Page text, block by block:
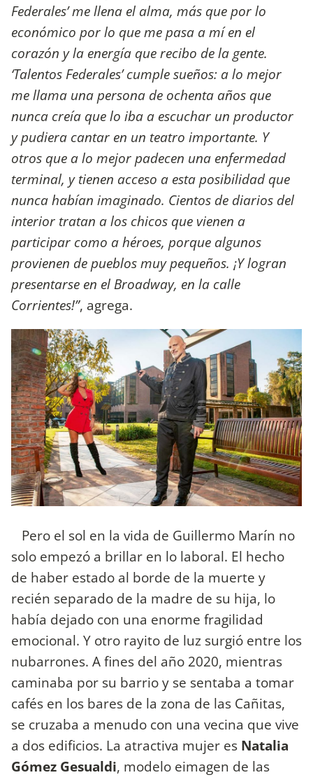
Federales’ me llena el alma, más que por lo
económico por lo que me pasa a mí en el
corazón y la energía que recibo de la gente.
‘Talentos Federales’ cumple sueños: a lo mejor
me llama una persona de ochenta años que
nunca creía que lo iba a escuchar un productor
y pudiera cantar en un teatro importante. Y
otros que a lo mejor padecen una enfermedad
terminal, y tienen acceso a esta posibilidad que
nunca habían imaginado. Cientos de diarios del
interior tratan a los chicos que vienen a
participar como a héroes, porque algunos
provienen de pueblos muy pequeños. ¡Y logran
presentarse en el Broadway, en la calle
Corrientes!”, agrega.
Pero el sol en la vida de Guillermo Marín no
solo empezó a brillar en lo laboral. El hecho
de haber estado al borde de la muerte y
recién separado de la madre de su hija, lo
había dejado con una enorme fragilidad
emocional. Y otro rayito de luz surgió entre los
nubarrones. A fines del año 2020, mientras
caminaba por su barrio y se sentaba a tomar
cafés en los bares de la zona de las Cañitas,
se cruzaba a menudo con una vecina que vive
a dos edificios. La atractiva mujer es Natalia
Gómez Gesualdi, modelo eimagen de las